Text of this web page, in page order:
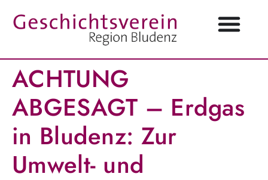
ACHTUNG
ABGESAGT – Erdgas
in Bludenz: Zur
Umwelt- und